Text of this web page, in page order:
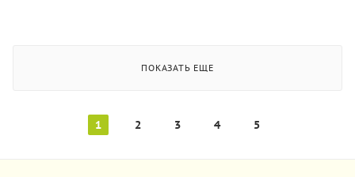
ПОКАЗАТЬ ЕЩЕ
1 2 3 4 5